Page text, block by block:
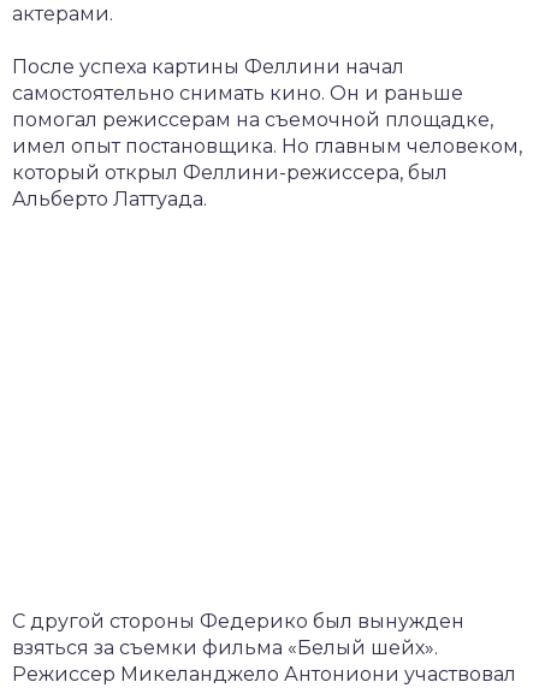
актерами.
После успеха картины Феллини начал
самостоятельно снимать кино. Он и раньше
помогал режиссерам на съемочной площадке,
имел опыт постановщика. Но главным человеком,
который открыл Феллини-режиссера, был
Альберто Латтуада.
С другой стороны Федерико был вынужден
взяться за съемки фильма «Белый шейх».
Режиссер Микеланджело Антониони участвовал